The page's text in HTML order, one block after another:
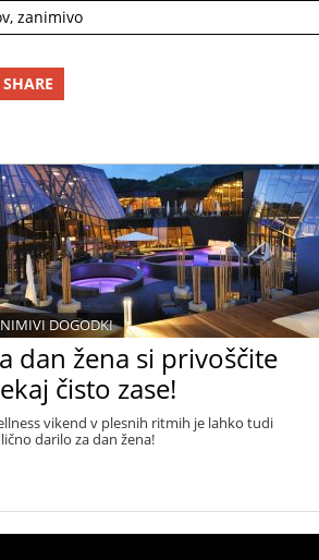
, zanimivo
SHARE
dan žena si privoščite
čisto zase!
DOGODKI
vikend v plesnih ritmih je lahko tudi
darilo za dan žena!